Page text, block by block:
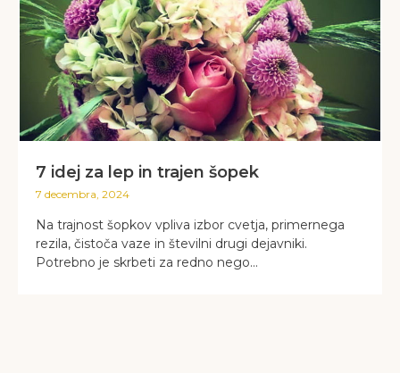
7 idej za lep in trajen šopek
7 decembra, 2024
Na trajnost šopkov vpliva izbor cvetja, primernega
rezila, čistoča vaze in številni drugi dejavniki.
Potrebno je skrbeti za redno nego...